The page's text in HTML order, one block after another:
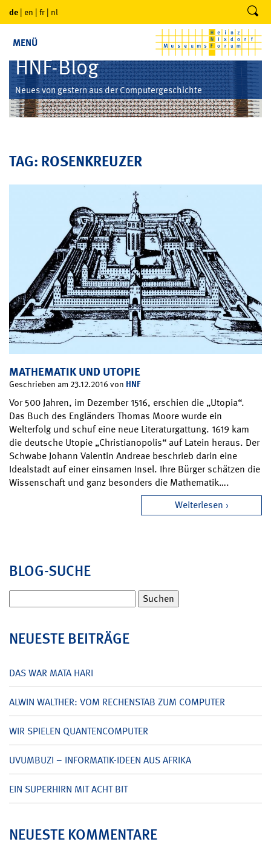
de | en | fr | nl
MENÜ
HNF-Blog
Neues von gestern aus der Computergeschichte
TAG: ROSENKREUZER
MATHEMATIK UND UTOPIE
Geschrieben am 23.12.2016 von HNF
Vor 500 Jahren, im Dezember 1516, erschien die „Utopia“.
Das Buch des Engländers Thomas Moore wurde ein
Welterfolg und schuf eine neue Literaturgattung. 1619 kam
die deutsche Utopie „Christianopolis“ auf Latein heraus. Der
Schwabe Johann Valentin Andreae beschrieb darin eine
Idealstadt auf einer einsamen Insel. Ihre Bürger schätzen die
Wissenschaft und ganz besonders die Mathematik….
Weiterlesen
BLOG-SUCHE
nach:
NEUESTE BEITRÄGE
DAS WAR MATA HARI
ALWIN WALTHER: VOM RECHENSTAB ZUM COMPUTER
WIR SPIELEN QUANTENCOMPUTER
UVUMBUZI – INFORMATIK-IDEEN AUS AFRIKA
EIN SUPERHIRN MIT ACHT BIT
NEUESTE KOMMENTARE